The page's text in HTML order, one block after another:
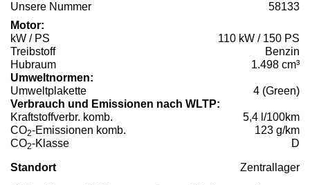
Unsere Nummer
58133
Motor:
kW / PS
110 kW / 150 PS
Treibstoff
Benzin
Hubraum
1.498 cm³
Umweltnormen:
Umweltplakette
4 (Green)
Verbrauch und Emissionen nach WLTP:
Kraftstoffverbr. komb.
5,4 l/100km
CO2-Emissionen komb.
123 g/km
CO2-Klasse D
Standort Zentrallager